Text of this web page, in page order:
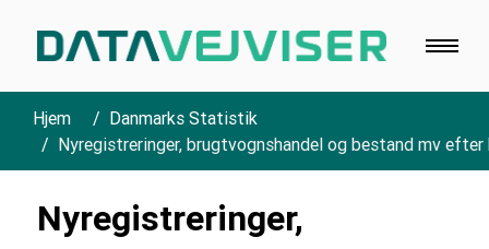
Hjem
Danmarks Statistik
Nyregistreringer, brugtvognshandel og bestand mv
Nyregistreringer,